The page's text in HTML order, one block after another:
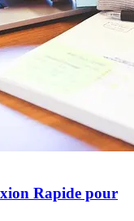
Rapide pour